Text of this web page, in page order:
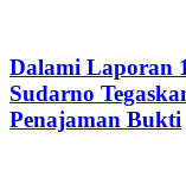
Dalami Laporan
Sudarno
Penajaman Bukti